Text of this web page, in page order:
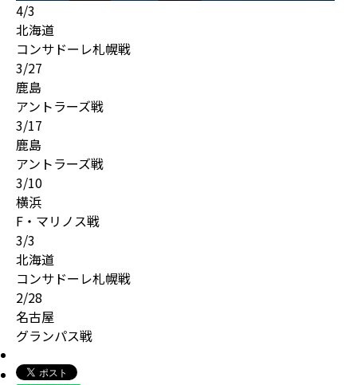
4/3
北海道
コンサドーレ札幌戦
3/27
鹿島
アントラーズ戦
3/17
鹿島
アントラーズ戦
3/10
横浜
F・マリノス戦
3/3
北海道
コンサドーレ札幌戦
2/28
名古屋
グランパス戦